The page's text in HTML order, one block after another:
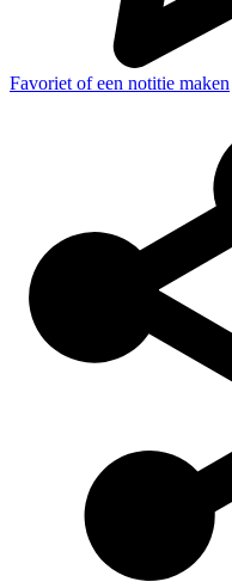
Favoriet of een notitie maken